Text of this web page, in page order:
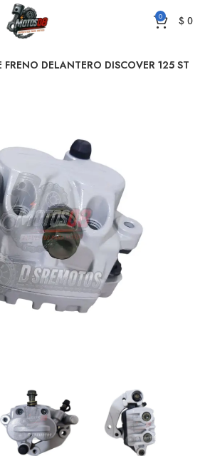
0 $0
FRENO DELANTERO DISCOVER 125 ST